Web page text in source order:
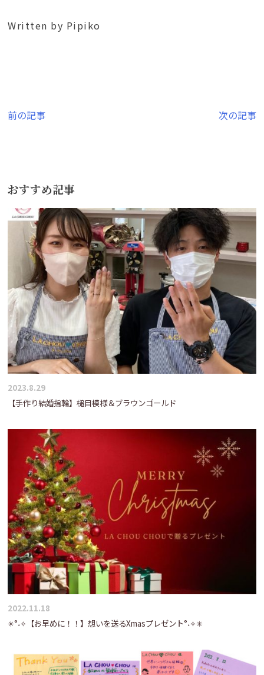
Written by Pipiko
投
ビ
ー
ン
前の記事 次の記事
おすすめ記事
2023.8.29
【手作り結婚指輪】槌目模様＆ブラウンゴールド
2022.11.18
✳°˖✧【お早めに！！】想いを送るXmasプレゼント°˖✧✳